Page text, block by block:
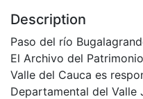
Description
Paso del río
El Archivo del
Valle del Cauca es
Departamental del Valle